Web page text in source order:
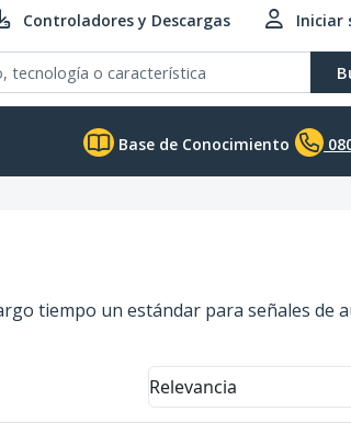
Controladores y Descargas Iniciar
Base de Conocimiento
tiempo un estándar para señales de
Relevancia